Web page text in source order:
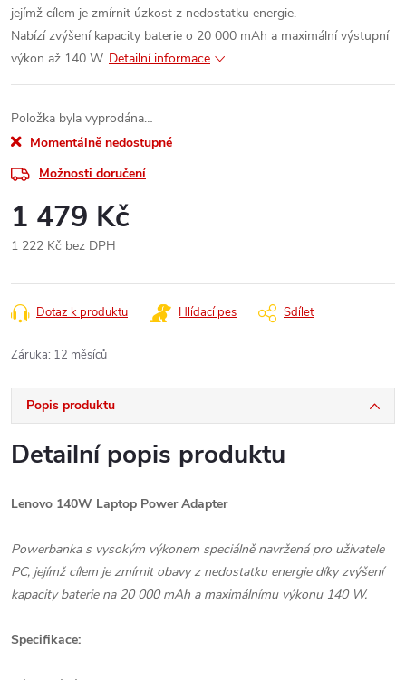
jejímž cílem je zmírnit úzkost z nedostatku energie.
Nabízí zvýšení kapacity baterie o 20 000 mAh a maximální výstupní
výkon až 140 W. Detailní informace
Položka byla vyprodána…
Momentálně nedostupné
Možnosti doručení
1 479 Kč
1 222 Kč bez DPH
cena:
Dotaz k produktu Hlídací pes Sdílet
Záruka: 12 měsíců
Popis produktu
Detailní popis produktu
Lenovo 140W Laptop Power Adapter
Powerbanka s vysokým výkonem speciálně navržená pro uživatele
PC, jejímž cílem je zmírnit obavy z nedostatku energie díky zvýšení
kapacity baterie na 20 000 mAh a maximálnímu výkonu 140 W.
Specifikace: